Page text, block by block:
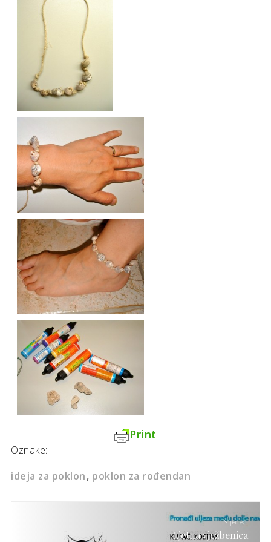
Print
Oznake:
ideja za poklon poklon za rođendan
Sljedeći
Ljetna vježbenica